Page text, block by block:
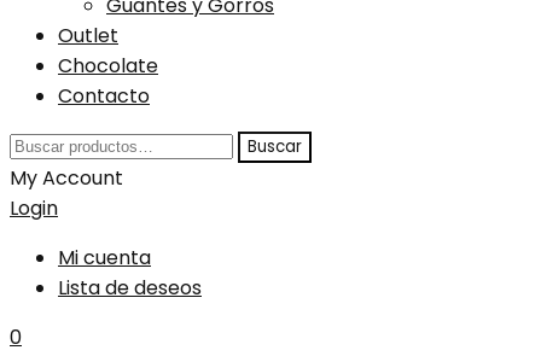
Outlet
Chocolate
Contacto
Buscar
por:
Buscar
My Account
Login
Mi cuenta
Lista de deseos
0